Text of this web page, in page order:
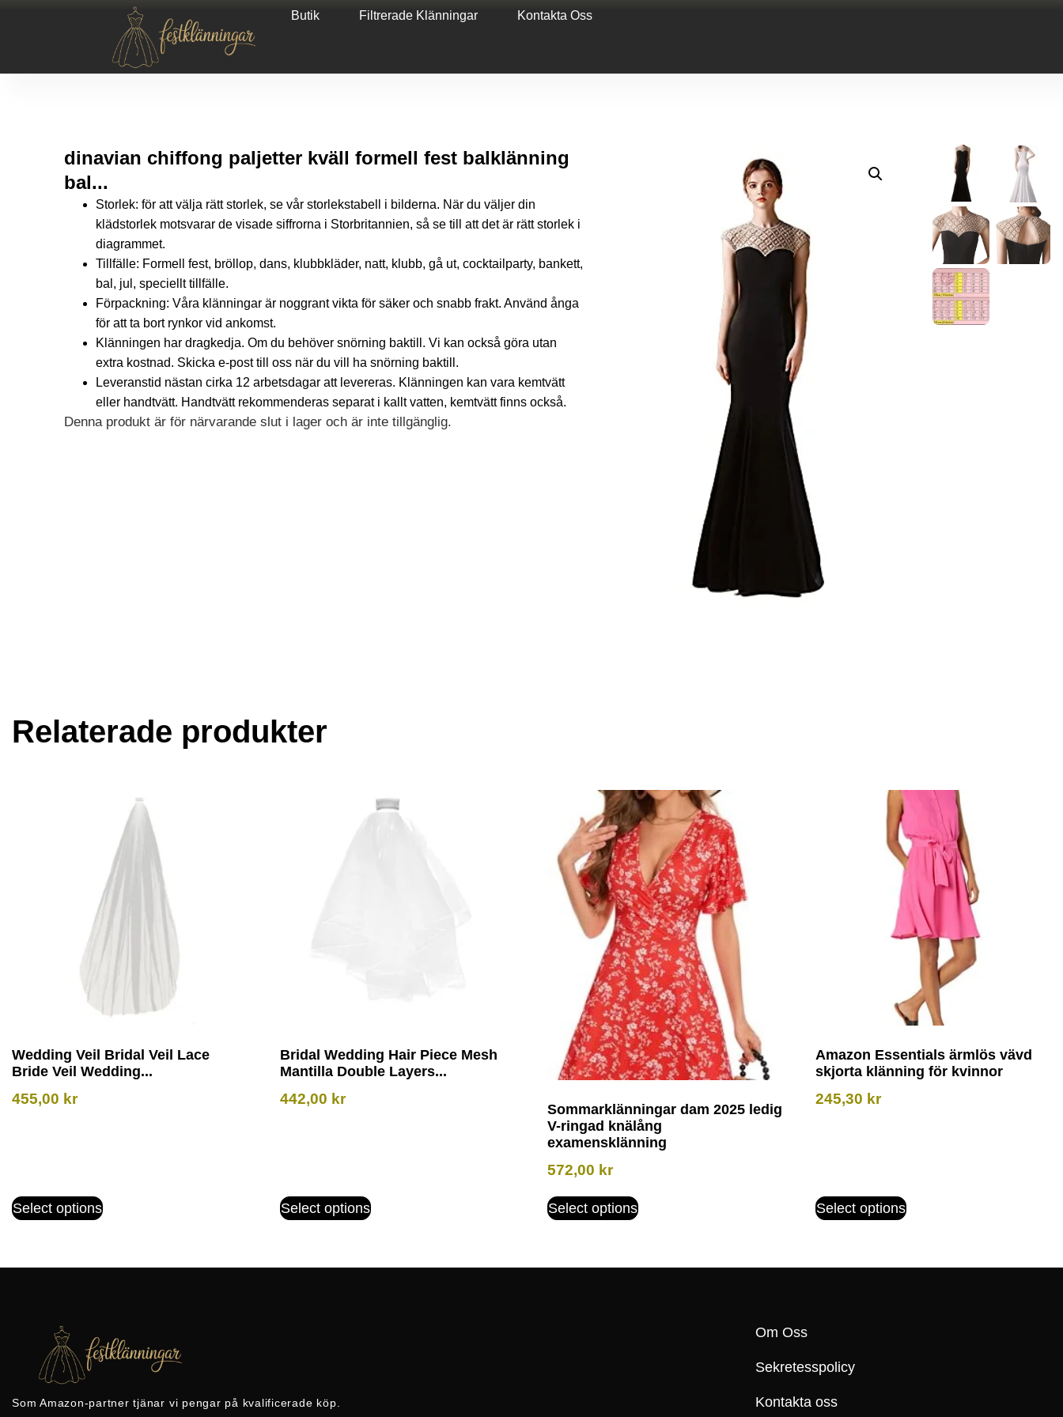
Butik Filtrerade Klänningar Kontakta Oss
dinavian chiffong paljetter kväll formell fest balklänning
bal...
Storlek: för att välja rätt storlek, se vår storlekstabell i bilderna. När du väljer din
klädstorlek motsvarar de visade siffrorna i Storbritannien, så se till att det är rätt storlek i
diagrammet.
Tillfälle: Formell fest, bröllop, dans, klubbkläder, natt, klubb, gå ut, cocktailparty, bankett,
bal, jul, speciellt tillfälle.
Förpackning: Våra klänningar är noggrant vikta för säker och snabb frakt. Använd ånga
för att ta bort rynkor vid ankomst.
Klänningen har dragkedja. Om du behöver snörning baktill. Vi kan också göra utan
extra kostnad. Skicka e-post till oss när du vill ha snörning baktill.
Leveranstid nästan cirka 12 arbetsdagar att levereras. Klänningen kan vara kemtvätt
eller handtvätt. Handtvätt rekommenderas separat i kallt vatten, kemtvätt finns också.
Denna produkt är för närvarande slut i lager och är inte tillgänglig.
Relaterade produkter
Wedding Veil Bridal Veil Lace
Bride Veil Wedding...
455,00 kr
Select options
Bridal Wedding Hair Piece Mesh
Mantilla Double Layers...
442,00 kr
Select options
Sommarklänningar dam 2025 ledig
V-ringad knälång
examensklänning
572,00 kr
Select options
Amazon Essentials ärmlös vävd
skjorta klänning för kvinnor
245,30 kr
Select options
Som Amazon-partner tjänar vi pengar på kvalificerade köp.
Om Oss
Sekretesspolicy
Kontakta oss